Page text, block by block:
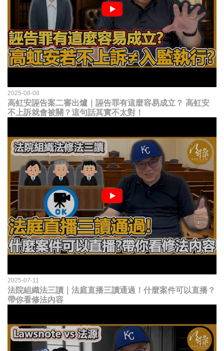
2025-08-08
高虹安誣告案二審出爐｜誣告罪有這麼容易成立？ 高虹安
不上訴就會被關？這句話其實不太對！
2025-07-11
法院組織法三讀｜法庭直播三讀通過！什麼案件可以直播？
帶你看修法內容